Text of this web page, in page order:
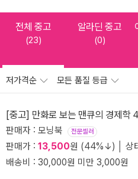
전체 중고
(23)
알라딘 중고
(0)
저가격순 모든 품질 등급
[중고] 만화로 보는 맨큐의 경제학 4
판매자 : 모닝북 전문셀러
판매가 : 13,500원 (44%↓) │ 상
배송비 : 30,000원 미만 3,000원